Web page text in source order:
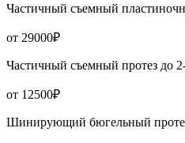
Частичный съемный
от 29000₽
Частичный съемный протез до
от 12500₽
Шинирующий бюгельный